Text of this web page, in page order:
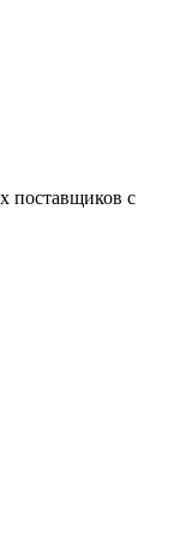
поставщиков с